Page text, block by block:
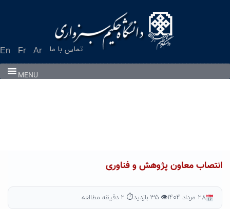
En Fr Ar تماس با ما
MENU
انتصاب معاون پژوهش و فناوری
۲۸ مرداد ۱۴۰۴ 👁 ۳۵ بازدید ⏱ ۲ دقیقه مطالعه